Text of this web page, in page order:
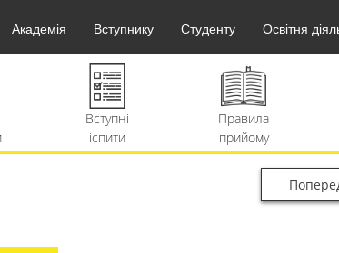
Академія Вступнику Студенту Освітня
Розрахунок